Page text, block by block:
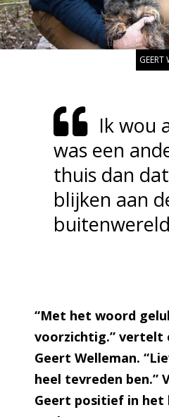
Ik wou
was een
thuis dan
blijken aan
buitenwereld
“Met het woord
voorzichtig.” vertelt
Geert Welleman.
heel tevreden ben.”
Geert positief in het